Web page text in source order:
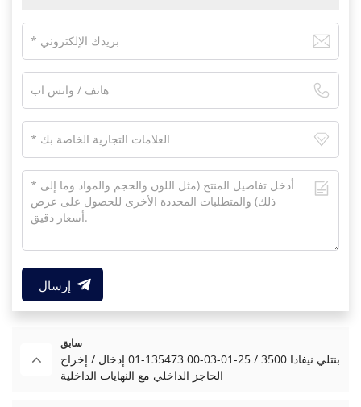
إرسال
سابق
بنتلي نيفادا 3500 / 25-01-03-00 135473-01 إدخال / إخراج
الحاجز الداخلي مع النهايات الداخلية